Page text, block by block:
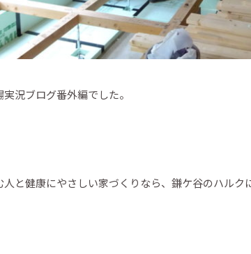
実況ブログ番外編でした。
人と健康にやさしい家づくりなら、鎌ケ谷のハルク